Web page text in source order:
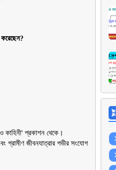
কাহিনী' প্রকাশন থেকে।
গ্রামীণ জীবনযাত্রার গভীর সংযোগ